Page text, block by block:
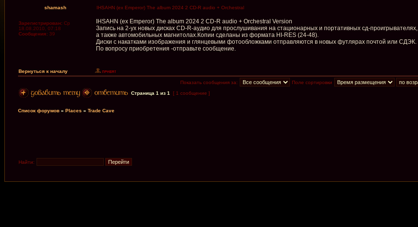
shamash IHSAHN (ex Emperor) The album 2024 2 CD-R audio + Orchestral
Зарегистрирован: Ср
18.08.2010, 07:18
Сообщения: 39
IHSAHN (ex Emperor) The album 2024 2 CD-R audio + Orchestral Version
Запись на 2-ух новых дисках CD-R-аудио для прослушивания на стационарных и портативных сд-проигрывателях,
а также автомобильных магнитолах.Копии сделаны из формата HI-RES (24-48).
Диски с накатками изображения и глянцевыми фотообложками отправляются в новых футлярах почтой или СДЭК.
По вопросу приобретения -отправьте сообщение.
Вернуться к началу
Показать сообщения за:
Поле сортировки
Страница 1 из 1 [ 1 сообщение ]
Список форумов » Places » Trade Cave
Найти: